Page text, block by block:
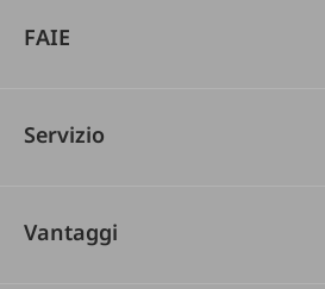
FAIE
Servizio
Vantaggi